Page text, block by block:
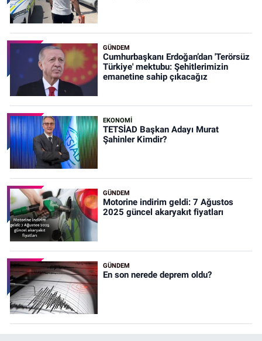
GÜNDEM
Cumhurbaşkanı Erdoğan’dan 'Terörsüz
Türkiye' mektubu: Şehitlerimizin
emanetine sahip çıkacağız
EKONOMİ
TETSİAD Başkan Adayı Murat
Şahinler Kimdir?
GÜNDEM
Motorine indirim geldi: 7 Ağustos
2025 güncel akaryakıt fiyatları
GÜNDEM
En son nerede deprem oldu?